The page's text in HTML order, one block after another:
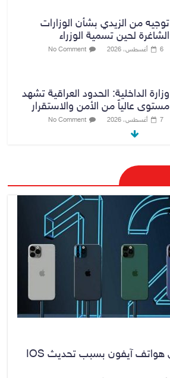
توجيه من الزيدي بشأن الوزارات
الشاغرة لحين تسمية الوزراء
6 أغسطس، 2026 No Comment
وزارة الداخلية: الحدود العراقية تشهد
مستوى عالياً من الأمن والاستقرار
7 أغسطس، 2026 No Comment
القضاء الأعلى: القبض على عدد من
موظفي بلدية الناصرية ومعقبين
ضبطت بحوزتهم مستندات وأختام
مزورة
7 أغسطس، 2026 No Comment
محكمة أمريكية تلزم “ميتا” بدفع
567 مليون دولار
7 أغسطس، 2026 No Comment
مشكلات خطيرة فى هواتف آيفون بسبب تحديث IOS